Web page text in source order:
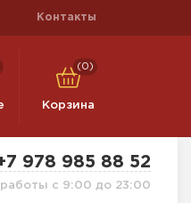
Контакты
(0)
Корзина
978 985 88 52
с 9:00 до 23:00